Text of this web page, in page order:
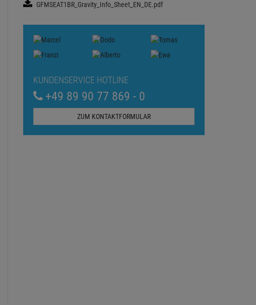
GFMSEAT1BR_Gravity_Info_Sheet_EN_DE.pdf
KUNDENSERVICE HOTLINE
+49 89 90 77 869 - 0
ZUM KONTAKTFORMULAR